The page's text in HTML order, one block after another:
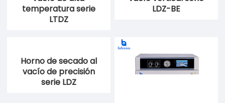
temperatura serie
LTDZ
LDZ-BE